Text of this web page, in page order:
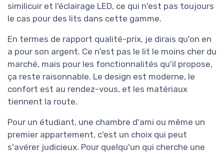
similicuir et l'éclairage LED, ce qui n'est pas toujours
le cas pour des lits dans cette gamme.
En termes de rapport qualité-prix, je dirais qu'on en
a pour son argent. Ce n'est pas le lit le moins cher du
marché, mais pour les fonctionnalités qu'il propose,
ça reste raisonnable. Le design est moderne, le
confort est au rendez-vous, et les matériaux
tiennent la route.
Pour un étudiant, une chambre d'ami ou même un
premier appartement, c'est un choix qui peut
s'avérer judicieux. Pour quelqu'un qui cherche une